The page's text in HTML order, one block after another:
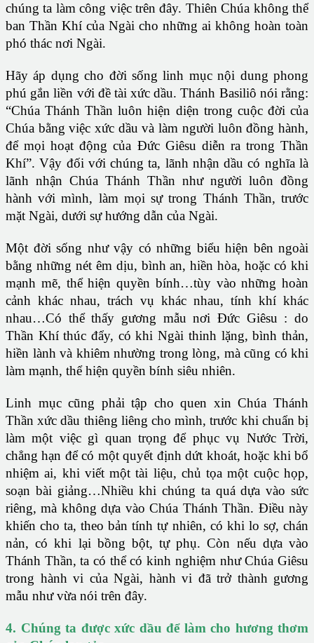
chúng ta làm công việc trên đây. Thiên Chúa không thể
ban Thần Khí của Ngài cho những ai không hoàn toàn
phó thác nơi Ngài.
Hãy áp dụng cho đời sống linh mục nội dung phong
phú gắn liền với đề tài xức dầu. Thánh Basiliô nói rằng:
“Chúa Thánh Thần luôn hiện diện trong cuộc đời của
Chúa bằng việc xức dầu và làm người luôn đồng hành,
để mọi hoạt động của Đức Giêsu diễn ra trong Thần
Khí”. Vậy đối với chúng ta, lãnh nhận dầu có nghĩa là
lãnh nhận Chúa Thánh Thần như người luôn đồng
hành với mình, làm mọi sự trong Thánh Thần, trước
mặt Ngài, dưới sự hướng dẫn của Ngài.
Một đời sống như vậy có những biểu hiện bên ngoài
bằng những nét êm dịu, bình an, hiền hòa, hoặc có khi
mạnh mẽ, thể hiện quyền bính…tùy vào những hoàn
cảnh khác nhau, trách vụ khác nhau, tính khí khác
nhau…Có thể thấy gương mẫu nơi Đức Giêsu : do
Thần Khí thúc đẩy, có khi Ngài thinh lặng, bình thản,
hiền lành và khiêm nhường trong lòng, mà cũng có khi
làm mạnh, thể hiện quyền bính siêu nhiên.
Linh mục cũng phải tập cho quen xin Chúa Thánh
Thần xức dầu thiêng liêng cho mình, trước khi chuẩn bị
làm một việc gì quan trọng để phục vụ Nước Trời,
chẳng hạn để có một quyết định dứt khoát, hoặc khi bổ
nhiệm ai, khi viết một tài liệu, chủ tọa một cuộc họp,
soạn bài giảng…Nhiều khi chúng ta quá dựa vào sức
riêng, mà không dựa vào Chúa Thánh Thần. Điều này
khiến cho ta, theo bản tính tự nhiên, có khi lo sợ, chán
nản, có khi lại bồng bột, tự phụ. Còn nếu dựa vào
Thánh Thần, ta có thể có kinh nghiệm như Chúa Giêsu
trong hành vi của Ngài, hành vi đã trở thành gương
mẫu như vừa nói trên đây.
4. Chúng ta được xức dầu để làm cho hương thơm